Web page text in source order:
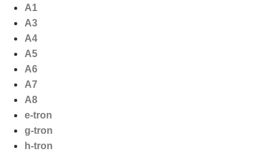
naar
inhoud
A1
A3
A4
A5
A6
A7
A8
e-tron
g-tron
h-tron